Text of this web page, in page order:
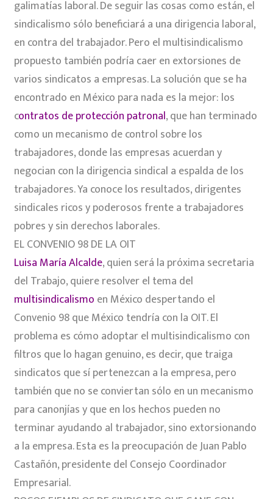
galimatías laboral. De seguir las cosas como están, el
sindicalismo sólo beneficiará a una dirigencia laboral,
en contra del trabajador. Pero el multisindicalismo
propuesto también podría caer en extorsiones de
varios sindicatos a empresas. La solución que se ha
encontrado en México para nada es la mejor: los
contratos de protección patronal, que han terminado
como un mecanismo de control sobre los
trabajadores, donde las empresas acuerdan y
negocian con la dirigencia sindical a espalda de los
trabajadores. Ya conoce los resultados, dirigentes
sindicales ricos y poderosos frente a trabajadores
pobres y sin derechos laborales.
EL CONVENIO 98 DE LA OIT
Luisa María Alcalde, quien será la próxima secretaria
del Trabajo, quiere resolver el tema del
multisindicalismo en México despertando el
Convenio 98 que México tendría con la OIT. El
problema es cómo adoptar el multisindicalismo con
filtros que lo hagan genuino, es decir, que traiga
sindicatos que sí pertenezcan a la empresa, pero
también que no se conviertan sólo en un mecanismo
para canonjías y que en los hechos pueden no
terminar ayudando al trabajador, sino extorsionando
a la empresa. Esta es la preocupación de Juan Pablo
Castañón, presidente del Consejo Coordinador
Empresarial.